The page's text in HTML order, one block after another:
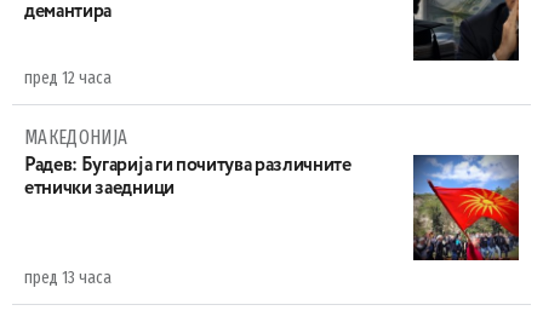
демантира
пред 12 часа
МАКЕДОНИЈА
Радев: Бугарија ги почитува различните
етнички заедници
пред 13 часа